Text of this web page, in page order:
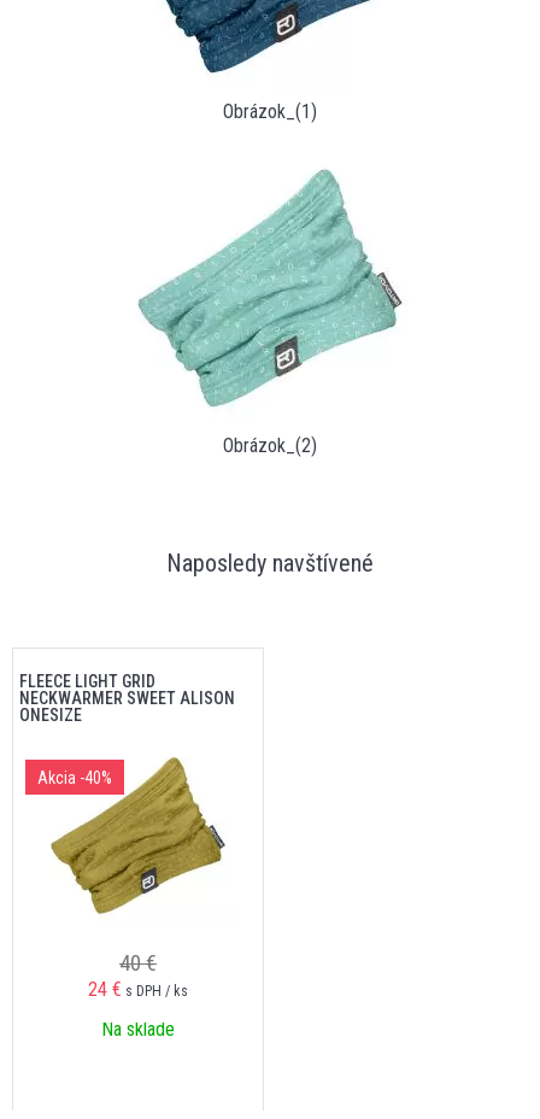
Obrázok_(1)
Obrázok_(2)
Naposledy navštívené
FLEECE LIGHT GRID
NECKWARMER SWEET ALISON
ONESIZE
Akcia -40%
40 €
24 € s DPH / ks
Na sklade